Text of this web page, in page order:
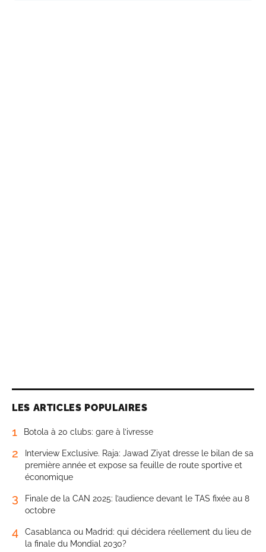
LES ARTICLES POPULAIRES
1 Botola à 20 clubs: gare à l’ivresse
2
Interview Exclusive. Raja: Jawad Ziyat dresse le bilan de sa
première année et expose sa feuille de route sportive et
économique
3
Finale de la CAN 2025: l’audience devant le TAS fixée au 8
octobre
4
Casablanca ou Madrid: qui décidera réellement du lieu de
la finale du Mondial 2030?